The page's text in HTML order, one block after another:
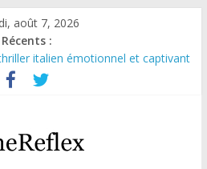
août 7, 2026
Récents :
italien émotionnel et captivant
nouvelle série suédoise sur Netflix
d’un film érotique devenu
musicale avec Takeru Satō
série qui séduira les fans de